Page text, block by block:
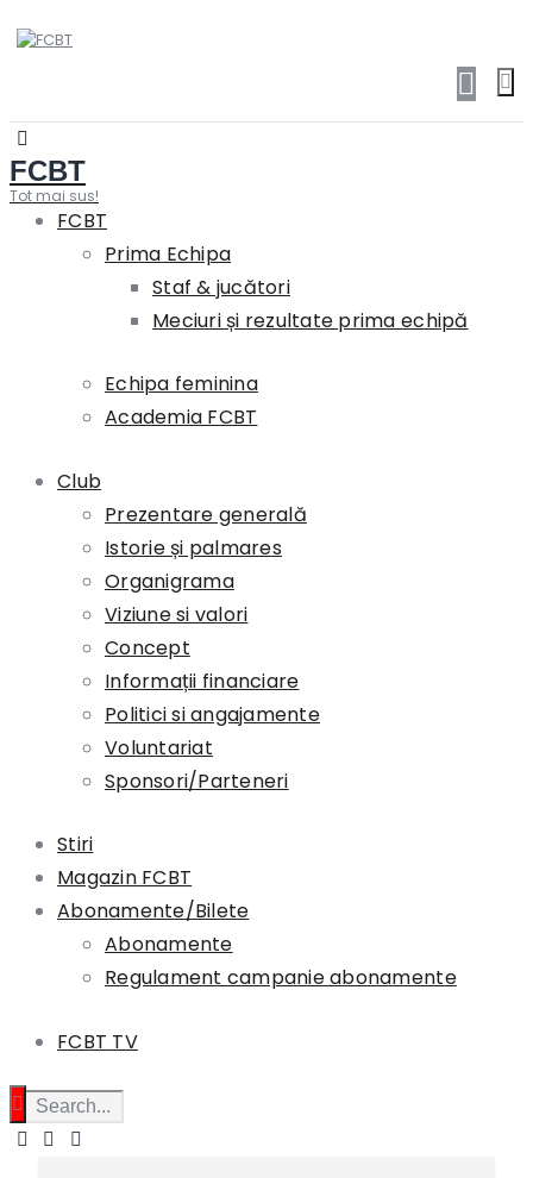
FCBT
Tot mai sus!
FCBT
Prima Echipa
Staf & jucători
Meciuri și rezultate prima echipă
Echipa feminina
Academia FCBT
Club
Prezentare generală
Istorie și palmares
Organigrama
Viziune si valori
Concept
Informații financiare
Politici si angajamente
Voluntariat
Sponsori/Parteneri
Stiri
Magazin FCBT
Abonamente/Bilete
Abonamente
Regulament campanie abonamente
FCBT TV